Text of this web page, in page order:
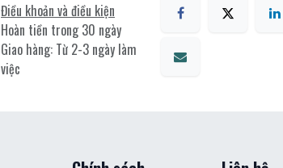
Điều khoản và điều kiện
Hoàn tiền trong 30 ngày
Giao hàng: Từ 2-3 ngày làm
việc